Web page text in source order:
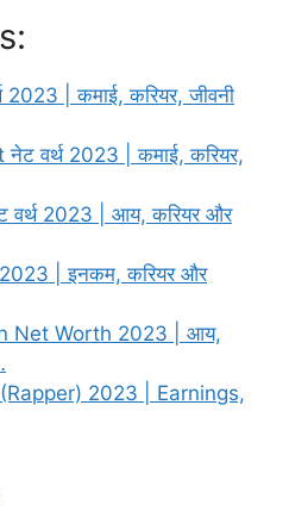
2023 | कमाई, करियर, जीवनी
वर्थ 2023 | कमाई, करियर,
वर्थ 2023 | आय, करियर और
2023 | इनकम, करियर और
Net Worth 2023 | आय,
2023 | Earnings,